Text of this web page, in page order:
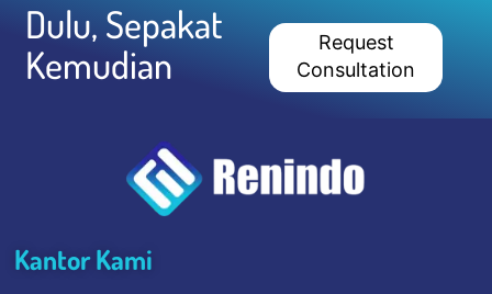
Dulu, Sepakat
Kemudian
Request
Consultation
Kantor Kami